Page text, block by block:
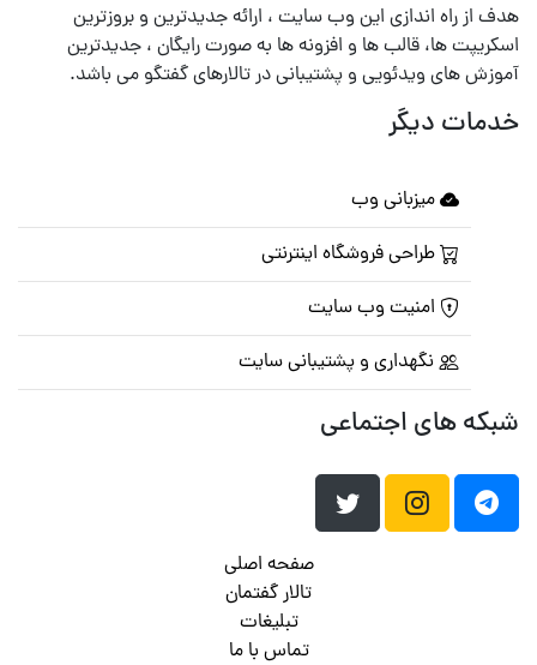
هدف از راه اندازی این وب سایت ، ارائه جدیدترین و بروزترین
اسکریپت ها، قالب ها و افزونه ها به صورت رایگان ، جدیدترین
آموزش های ویدئویی و پشتیبانی در تالارهای گفتگو می باشد.
خدمات دیگر
میزبانی وب
طراحی فروشگاه اینترنتی
امنیت وب سایت
نگهداری و پشتیبانی سایت
شبکه های اجتماعی
صفحه اصلی
تالار گفتمان
تبلیغات
تماس با ما